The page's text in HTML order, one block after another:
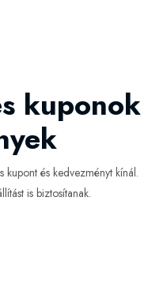
kuponok
kupont és kedvezményt kínál.
is biztosítanak.